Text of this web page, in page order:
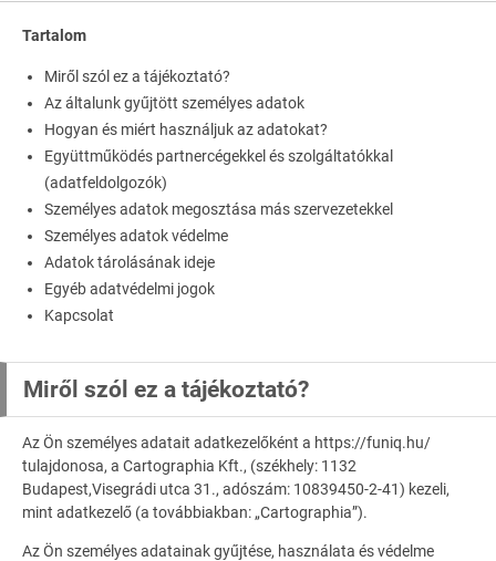
Tartalom
Miről szól ez a tájékoztató?
Az általunk gyűjtött személyes adatok
Hogyan és miért használjuk az adatokat?
Együttműködés partnercégekkel és szolgáltatókkal
(adatfeldolgozók)
Személyes adatok megosztása más szervezetekkel
Személyes adatok védelme
Adatok tárolásának ideje
Egyéb adatvédelmi jogok
Kapcsolat
Miről szól ez a tájékoztató?
Az Ön személyes adatait adatkezelőként a https://funiq.hu/
tulajdonosa, a Cartographia Kft., (székhely: 1132
Budapest,Visegrádi utca 31., adószám: 10839450-2-41) kezeli,
mint adatkezelő (a továbbiakban: „Cartographia”).
Az Ön személyes adatainak gyűjtése, használata és védelme